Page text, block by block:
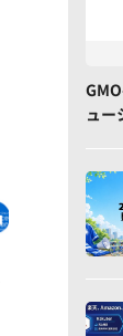
ュー